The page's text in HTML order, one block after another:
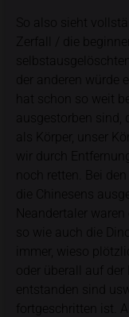
So also sieht
Zerfall / die
der anderen würde
hat schon so weit
ausgestorben sind,
als Körper, unser
wir durch
noch retten. Bei
die Chinesens
Neandertaler waren
so wie auch die
immer, wieso
oder überall auf
entstanden sind
fortgeschritten ist.